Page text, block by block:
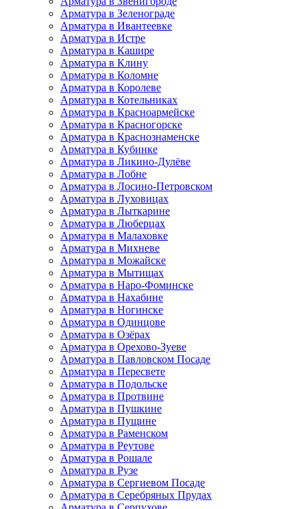
Арматура в Зеленограде
Арматура в Ивантеевке
Арматура в Истре
Арматура в Кашире
Арматура в Клину
Арматура в Коломне
Арматура в Королеве
Арматура в Котельниках
Арматура в Красноармейске
Арматура в Красногорске
Арматура в Краснознаменске
Арматура в Кубинке
Арматура в Ликино-Дулёве
Арматура в Лобне
Арматура в Лосино-Петровском
Арматура в Луховицах
Арматура в Лыткарине
Арматура в Люберцах
Арматура в Малаховке
Арматура в Михневе
Арматура в Можайске
Арматура в Мытищах
Арматура в Наро-Фоминске
Арматура в Нахабине
Арматура в Ногинске
Арматура в Одинцове
Арматура в Озёрах
Арматура в Орехово-Зуеве
Арматура в Павловском Посаде
Арматура в Пересвете
Арматура в Подольске
Арматура в Протвине
Арматура в Пушкине
Арматура в Пущине
Арматура в Раменском
Арматура в Реутове
Арматура в Рошале
Арматура в Рузе
Арматура в Сергиевом Посаде
Арматура в Серебряных Прудах